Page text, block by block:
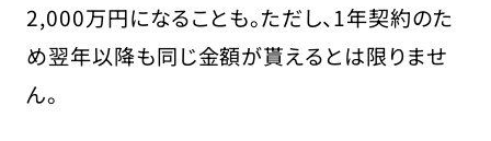
2,000万円になることも。ただし、1年契約のた
め翌年以降も同じ金額が貰えるとは限りませ
ん。